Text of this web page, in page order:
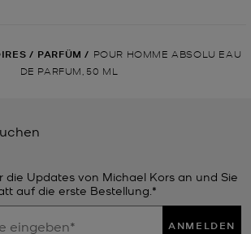
/ PARFÜM / POUR HOMME ABSOLU EAU
DE PARFUM, 50 ML
die Updates von Michael Kors an und Sie
auf die erste Bestellung.*
ANMELDEN